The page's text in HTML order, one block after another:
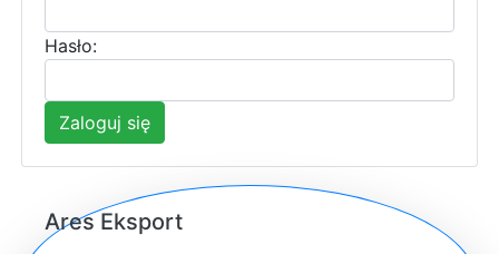
Hasło:
Zaloguj się
Ares Eksport